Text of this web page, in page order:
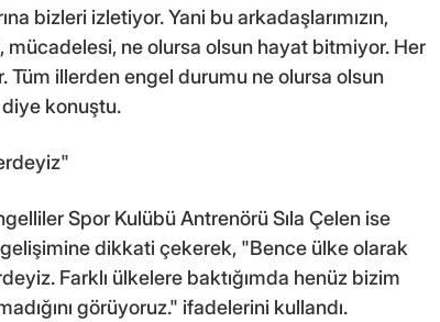
bizleri izletiyor. Yani bu arkadaşlarımızın,
ne olursa olsun hayat bitmiyor. Her
Tüm illerden engel durumu ne olursa olsun
diye konuştu.
Spor Kulübü Antrenörü Sıla Çelen ise
dikkati çekerek, "Bence ülke olarak
Farklı ülkelere baktığımda henüz bizim
görüyoruz." ifadelerini kullandı.